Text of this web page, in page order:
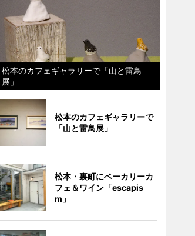
松本のカフェギャラリーで「山と雷鳥
展」
松本のカフェギャラリーで
「山と雷鳥展」
松本・裏町にベーカリーカ
フェ＆ワイン「escapis
m」